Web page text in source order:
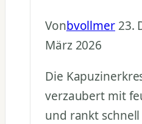
Vonbvollmer 23.
März 2026
Die
verzaubert mit
und rankt